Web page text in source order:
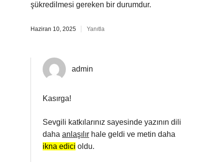
şükredilmesi gereken bir durumdur.
Haziran 10, 2025 Yanıtla
admin
Kasırga!
Sevgili katkılarınız sayesinde yazının dili
daha anlaşılır hale geldi ve metin daha
ikna edici oldu.